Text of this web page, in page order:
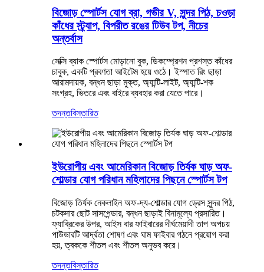
বিজোড় স্পোর্টস যোগ ব্রা, গভীর V, সুন্দর পিঠ, চওড়া
কাঁধের স্ট্র্যাপ, বিপরীত রঙের টিউব টপ, নীচের
অন্তর্বাস
সেক্সি ব্যাক স্পোর্টস মোড়ানো বুক, ডিকম্প্রেশন প্রশস্ত কাঁধের
চাবুক, একটি প্রবণতা আইটেম হয়ে ওঠে। ইস্পাত রিং ছাড়া
আরামদায়ক, বন্ধন ছাড়া মুক্ত, অ্যান্টি-লাইট, অ্যান্টি-শক
সংগ্রহ, ভিতরে এবং বাইরে ব্যবহার করা যেতে পারে।
তদন্তবিস্তারিত
ইউরোপীয় এবং আমেরিকান বিজোড় তির্যক ঘাড় অফ-
শোল্ডার যোগ পরিধান মহিলাদের পিছনে স্পোর্টস টপ
বিজোড় তির্যক নেকলাইন অফ-দ্য-শোল্ডার যোগ ড্রেস সুন্দর পিঠ,
চটকদার ছোট সাসপেন্ডার, বন্ধন ছাড়াই বিনামূল্যে প্রসারিত।
ফ্যাব্রিকের উপর, আইস বার ফাইবারের দীর্ঘমেয়াদী তাপ অপচয়
পাউডারটি আর্দ্রতা শোষণ এবং ঘাম ফাইবার গঠনে প্রয়োগ করা
হয়, ত্বককে শীতল এবং শীতল অনুভব করে।
তদন্তবিস্তারিত